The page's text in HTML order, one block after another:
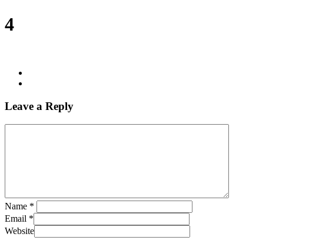
4
Leave a Reply
Name *
Email *
Website